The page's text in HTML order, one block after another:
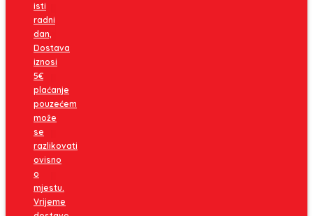
isti
radni
dan,
Dostava
iznosi
5€
plaćanje
pouzećem
može
se
razlikovati
ovisno
o
mjestu.
Vrijeme